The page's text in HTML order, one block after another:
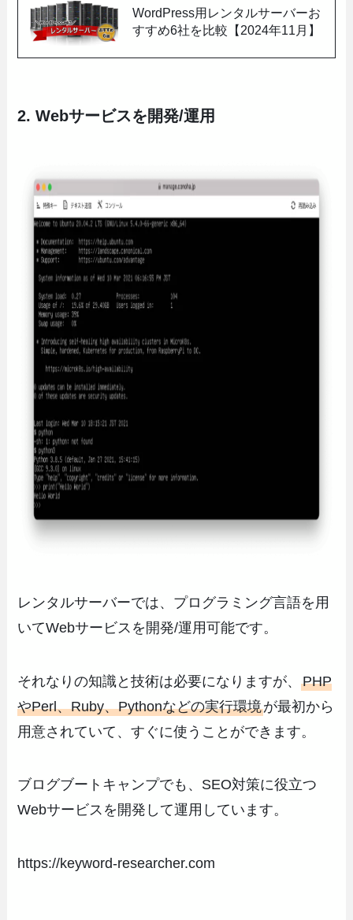
WordPress用レンタルサーバーお
すすめ6社を比較【2024年11月】
2. Webサービスを開発/運用
レンタルサーバーでは、プログラミング言語を用
いてWebサービスを開発/運用可能です。
それなりの知識と技術は必要になりますが、PHP
やPerl、Ruby、Pythonなどの実行環境が最初から
用意されていて、すぐに使うことができます。
ブログブートキャンプでも、SEO対策に役立つ
Webサービスを開発して運用しています。
https://keyword-researcher.com